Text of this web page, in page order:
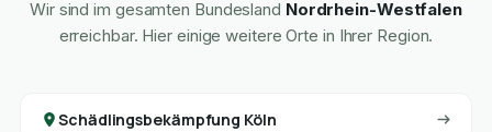
Wir sind im gesamten Bundesland Nordrhein-Westfalen
erreichbar. Hier einige weitere Orte in Ihrer Region.
Schädlingsbekämpfung Köln